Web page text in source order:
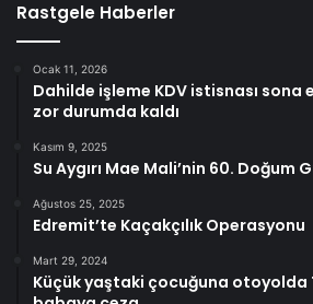
Rastgele Haberler
Ocak 11, 2026
Dahilde işleme KDV istisnası
zor durumda kaldı
Kasım 9, 2025
Su Aygırı Mae Mali’nin 60. Doğum
Ağustos 25, 2025
Edremit’te Kaçakçılık Operasyonu
Mart 29, 2024
Küçük yaştaki çocuğuna otoyolda